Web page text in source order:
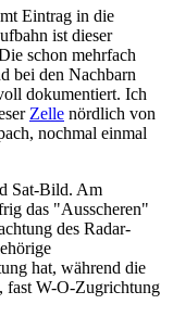
Eintrag in die
ist dieser
schon mehrfach
bei den Nachbarn
dokumentiert. Ich
Zelle nördlich von
nochmal einmal
Sat-Bild. Am
das "Ausscheren"
des Radar-
hat, während die
fast W-O-Zugrichtung